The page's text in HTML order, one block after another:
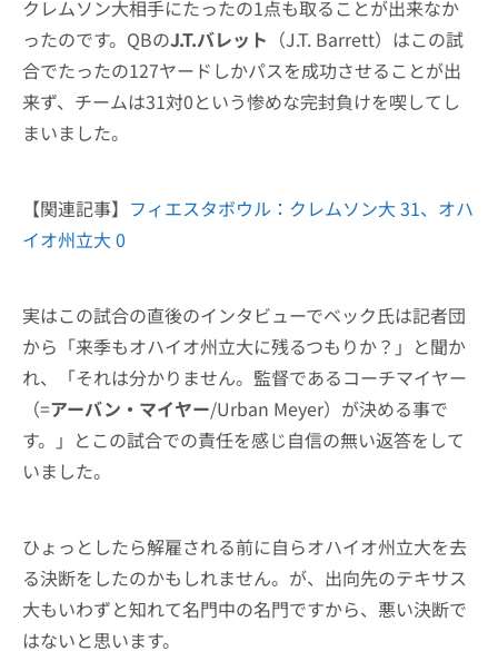
クレムソン大相手にたったの1点も取ることが出来なか
ったのです。QBのJ.T.バレット （J.T. Barrett）はこの試
合でたったの127ヤードしかパスを成功させることが出
来ず、チームは31対0という惨めな完封負けを喫してし
まいました。
【関連記事】 フィエスタボウル：クレムソン大 31、オハ
イオ州立大 0
実はこの試合の直後のインタビューでベック氏は記者団
から「来季もオハイオ州立大に残るつもりか？」と聞か
れ、「それは分かりません。監督であるコーチマイヤー
（=アーバン・マイヤー/Urban Meyer）が決める事で
す。」とこの試合での責任を感じ自信の無い返答をして
いました。
ひょっとしたら解雇される前に自らオハイオ州立大を去
る決断をしたのかもしれません。が、出向先のテキサス
大もいわずと知れて名門中の名門ですから、悪い決断で
はないと思います。